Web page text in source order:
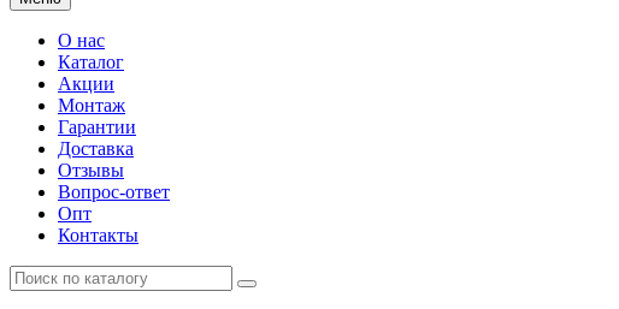
О нас
Каталог
Акции
Монтаж
Гарантии
Доставка
Отзывы
Вопрос-ответ
Опт
Контакты